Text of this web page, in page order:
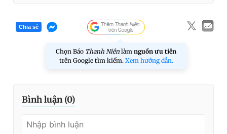
Chia sẻ
Chọn Báo Thanh Niên làm nguồn ưu tiên
trên Google tìm kiếm. Xem hướng dẫn.
Bình luận (0)